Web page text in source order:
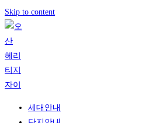
Skip to content
세대안내